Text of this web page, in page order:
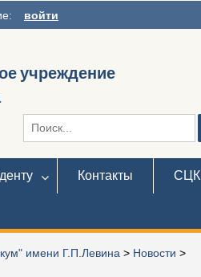
войти
учреждение
Искать:
Контакты СЦК
имени Г.П.Левина > Новости >